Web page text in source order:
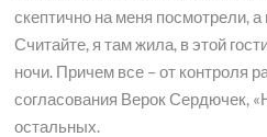
скептично на меня посмотрели,
Считайте, я там жила, в этой
ночи. Причем все – от контроля
согласования Верок Сердючек,
остальных.